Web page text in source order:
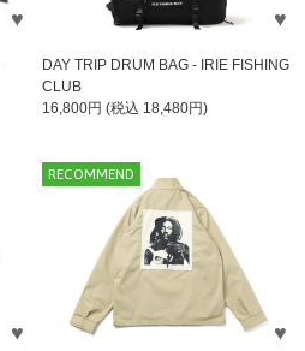
DAY TRIP DRUM BAG - IRIE FISHING
CLUB
16,800円 (税込 18,480円)
RECOMMEND